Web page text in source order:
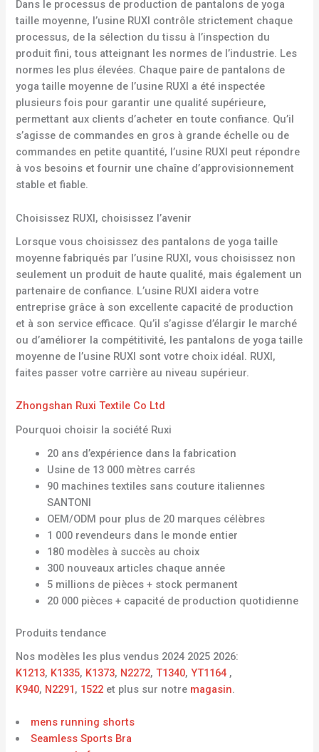
Dans le processus de production de pantalons de yoga
taille moyenne, l’usine RUXI contrôle strictement chaque
processus, de la sélection du tissu à l’inspection du
produit fini, tous atteignant les normes de l’industrie. Les
normes les plus élevées. Chaque paire de pantalons de
yoga taille moyenne de l’usine RUXI a été inspectée
plusieurs fois pour garantir une qualité supérieure,
permettant aux clients d’acheter en toute confiance. Qu’il
s’agisse de commandes en gros à grande échelle ou de
commandes en petite quantité, l’usine RUXI peut répondre
à vos besoins et fournir une chaîne d’approvisionnement
stable et fiable.
Choisissez RUXI, choisissez l’avenir
Lorsque vous choisissez des pantalons de yoga taille
moyenne fabriqués par l’usine RUXI, vous choisissez non
seulement un produit de haute qualité, mais également un
partenaire de confiance. L’usine RUXI aidera votre
entreprise grâce à son excellente capacité de production
et à son service efficace. Qu’il s’agisse d’élargir le marché
ou d’améliorer la compétitivité, les pantalons de yoga taille
moyenne de l’usine RUXI sont votre choix idéal. RUXI,
faites passer votre carrière au niveau supérieur.
Zhongshan Ruxi Textile Co Ltd
Pourquoi choisir la société Ruxi
20 ans d’expérience dans la fabrication
Usine de 13 000 mètres carrés
90 machines textiles sans couture italiennes
SANTONI
OEM/ODM pour plus de 20 marques célèbres
1 000 revendeurs dans le monde entier
180 modèles à succès au choix
300 nouveaux articles chaque année
5 millions de pièces + stock permanent
20 000 pièces + capacité de production quotidienne
Produits tendance
Nos modèles les plus vendus 2024 2025 2026:
K1213, K1335, K1373, N2272,T1340,YT1164 ,
K940, N2291, 1522 et plus sur notre magasin.
mens running shorts
Seamless Sports Bra